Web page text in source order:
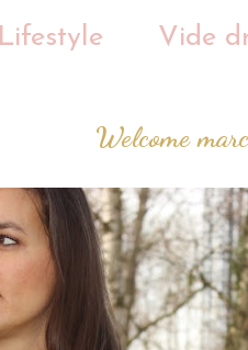
Lifestyle Vide
Welcome